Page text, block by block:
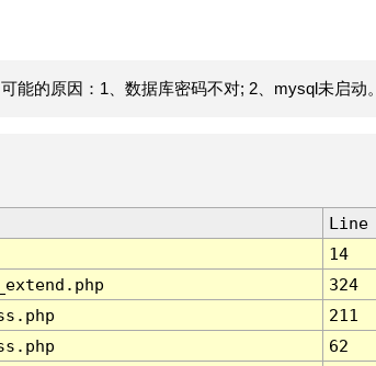
能的原因：1、数据库密码不对; 2、mysql未启动。
Line
14
324
211
62